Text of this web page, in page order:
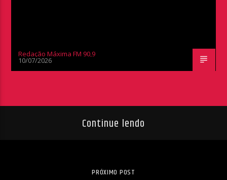
Redação Máxima FM 90,9
10/07/2026
Continue lendo
PRÓXIMO POST